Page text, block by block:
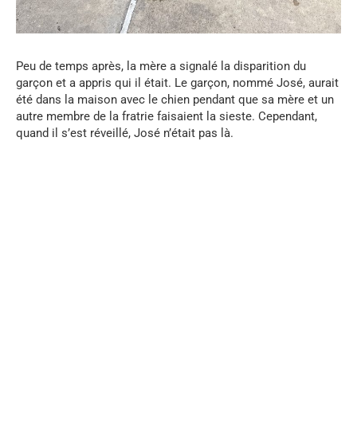
Peu de temps après, la mère a signalé la disparition du
garçon et a appris qui il était. Le garçon, nommé José, aurait
été dans la maison avec le chien pendant que sa mère et un
autre membre de la fratrie faisaient la sieste. Cependant,
quand il s’est réveillé, José n’était pas là.